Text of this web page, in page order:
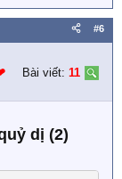
#6
Bài viết: 11
dị (2)